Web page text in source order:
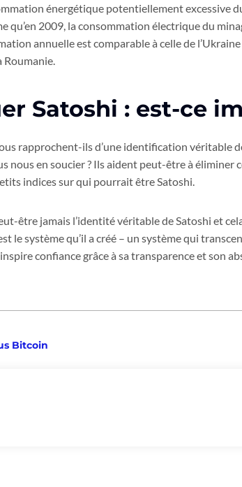
énergétique potentiellement excessive
qu’en 2009, la consommation électrique du
annuelle est comparable à celle de
Satoshi : est-ce
rapprochent-ils d’une identification véritable
nous en soucier ? Ils aident peut-être à
indices sur qui pourrait être Satoshi.
être jamais l’identité véritable de Satoshi et
le système qu’il a créé – un système qui
confiance grâce à sa transparence et son
Bitcoin